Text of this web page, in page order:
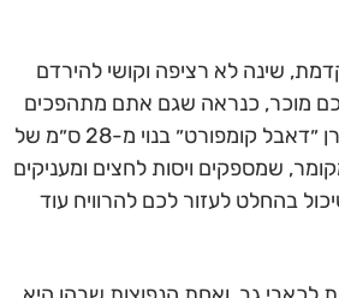
שינה לא רציפה וקושי להירדם
מוכר, כנראה שגם אתם מתהפכים
מצד לצד לא מעט . מזרן ״דאבל קומפורט״ בנוי מ-28 ס״מ של
שמספקים ויסות לחצים ומעניקים
בהחלט לעזור לכם להרוויח עוד